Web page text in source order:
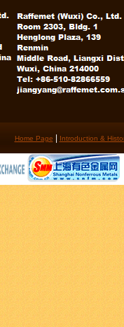
Home Page Introduction &